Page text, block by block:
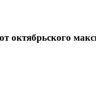
октябрьского